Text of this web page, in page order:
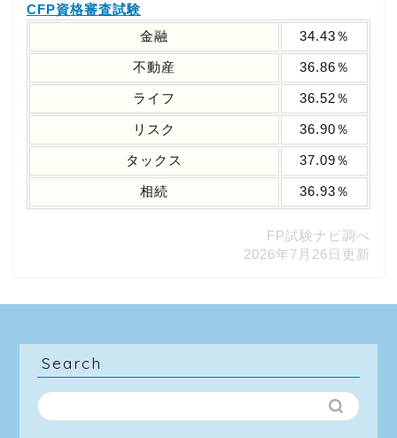
CFP資格審査試験
金融
34.43％
不動産 36.86％
ライフ 36.52％
リスク 36.90％
タックス 37.09％
相続 36.93％
FP試験ナビ調べ
2026年7月26日更新
Search